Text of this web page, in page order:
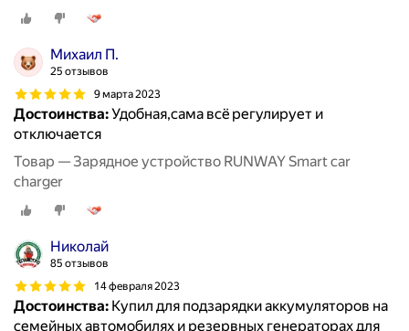
RUNWAY
Михаил П.
25 отзывов
9 марта 2023
Достоинства:Удобная,сама всë регулирует и
отключается
Товар — Зарядное устройство RUNWAY Smart car
charger
Николай
85 отзывов
14 февраля 2023
Достоинства: Купил для подзарядки аккумуляторов на
семейных автомобилях и резервных генераторах для